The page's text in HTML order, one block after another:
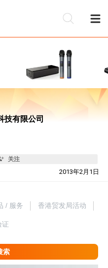
技有限公司
关注
2013年2月1日
/ 服务 香港贸发局活动
证
索